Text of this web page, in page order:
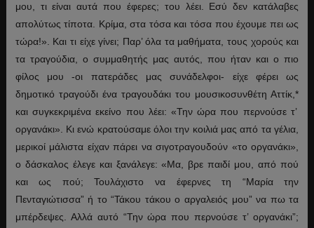
μου, τι είναι αυτά που έφερες; του λέει. Εσύ δεν κατάλαβες
απολύτως τίποτα. Κρίμα, στα τόσα και τόσα που έχουμε πει ως
τώρα!». Και τι είχε γίνει; Παρ’ όλα τα μαθήματα, τους χορούς και
τα τραγούδια, ο συμμαθητής μας αυτός, που ήταν και ο πιο
φίλος μου -οι πατεράδες μας συνάδελφοι- είχε φέρει ως
δημοτικό τραγούδι ένα τραγουδάκι του μουσικοσυνθέτη Αττίκ,*
και συγκεκριμένα εκείνο που λέει: «Την ώρα που περνούσε τ’
οργανάκι». Κι ενώ κρατούσαμε όλοι την κοιλιά μας από τα γέλια,
μερικοί μάλιστα είχαν πάρει να σιγοτραγουδούν «το οργανάκι»,
ο δάσκαλος έλεγε και ξανάλεγε: «Μα, βρε παιδί μου, από πού
και ως πού; Τουλάχιστο να έφερνες τη “Μαρία την
Πενταγιώτισσα” ή το “Τάκου τάκου ο αργαλειός μου” να πω τα
μπέρδεψες. Αλλά αυτό “Την ώρα που περνούσε τ’ οργανάκι”;